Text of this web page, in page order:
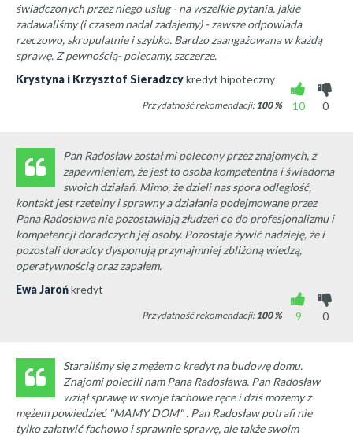
świadczonych przez niego usług - na wszelkie pytania, jakie
zadawaliśmy (i czasem nadal zadajemy) - zawsze odpowiada
rzeczowo, skrupulatnie i szybko. Bardzo zaangażowana w każdą
sprawę. Z pewnością- polecamy, szczerze.
Krystyna i Krzysztof Sieradzcykredyt hipoteczny
10
0
Przydatność rekomendacji: 100 %
Pan Radosław został mi polecony przez znajomych, z
zapewnieniem, że jest to osoba kompetentna i świadoma
swoich działań. Mimo, że dzieli nas spora odległość,
kontakt jest rzetelny i sprawny a działania podejmowane przez
Pana Radosława nie pozostawiają złudzeń co do profesjonalizmu i
kompetencji doradczych jej osoby. Pozostaje żywić nadzieję, że i
pozostali doradcy dysponują przynajmniej zbliżoną wiedzą,
operatywnością oraz zapałem.
Ewa Jarońkredyt
9
0
Przydatność rekomendacji: 100 %
Staraliśmy się z mężem o kredyt na budowę domu.
Znajomi polecili nam Pana Radosława. Pan Radosław
wziął sprawę w swoje fachowe ręce i dziś możemy z
mężem powiedzieć "MAMY DOM" . Pan Radosław potrafi nie
tylko załatwić fachowo i sprawnie sprawę, ale także swoim